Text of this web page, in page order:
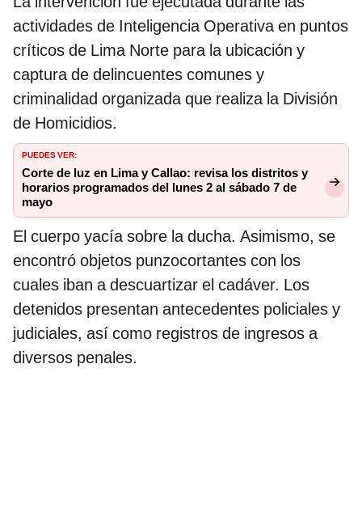
actividades de Inteligencia Operativa en puntos
críticos de Lima Norte para la ubicación y
captura de delincuentes comunes y
criminalidad organizada que realiza la División
de Homicidios.
PUEDES VER:
Corte de luz en Lima y Callao: revisa los distritos y
horarios programados del lunes 2 al sábado 7 de
mayo
El cuerpo yacía sobre la ducha. Asimismo, se
encontró objetos punzocortantes con los
cuales iban a descuartizar el cadáver. Los
detenidos presentan antecedentes policiales y
judiciales, así como registros de ingresos a
diversos penales.